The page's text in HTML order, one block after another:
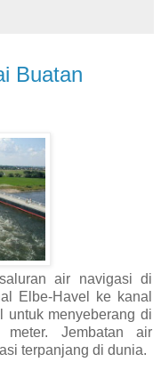
Buatan
air navigasi di
Elbe-Havel ke kanal
untuk menyeberang di
Jembatan air
terpanjang di dunia.